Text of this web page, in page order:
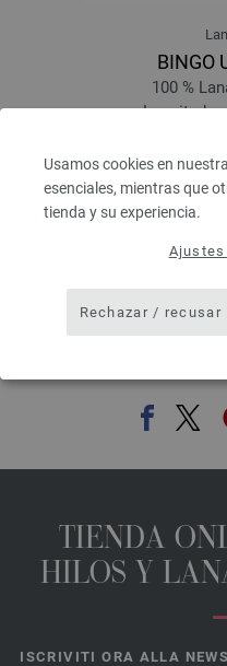
Usamos cookies en
esenciales, mientras que
tienda y su experiencia.
Rechazar / recusar
BINGO
100 %
Longitud:
3,28 €
3,83 $
IVA no incluido, más
TIENDA
HILOS Y
ISCRIVITI ORA ALLA